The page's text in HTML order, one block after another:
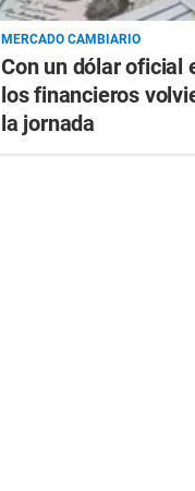
MERCADO CAMBIARIO
Con un dólar oficial
los financieros
la jornada